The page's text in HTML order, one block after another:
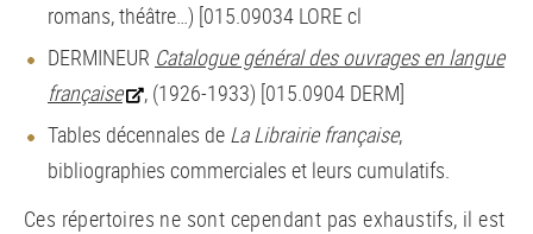
romans, théâtre…) [015.09034 LORE cl
DERMINEUR Catalogue général des ouvrages en langue
française
, (1926-1933) [015.0904 DERM]
Tables décennales de La Librairie française,
bibliographies commerciales et leurs cumulatifs.
Ces répertoires ne sont cependant pas exhaustifs, il est